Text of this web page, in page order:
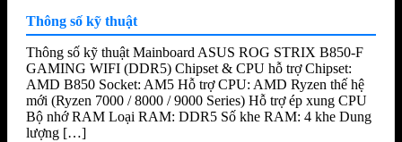
Thông số kỹ thuật
Thông số kỹ thuật Mainboard ASUS ROG STRIX B850-F
GAMING WIFI (DDR5) Chipset & CPU hỗ trợ Chipset:
AMD B850 Socket: AM5 Hỗ trợ CPU: AMD Ryzen thế hệ
mới (Ryzen 7000 / 8000 / 9000 Series) Hỗ trợ ép xung CPU
Bộ nhớ RAM Loại RAM: DDR5 Số khe RAM: 4 khe Dung
lượng […]